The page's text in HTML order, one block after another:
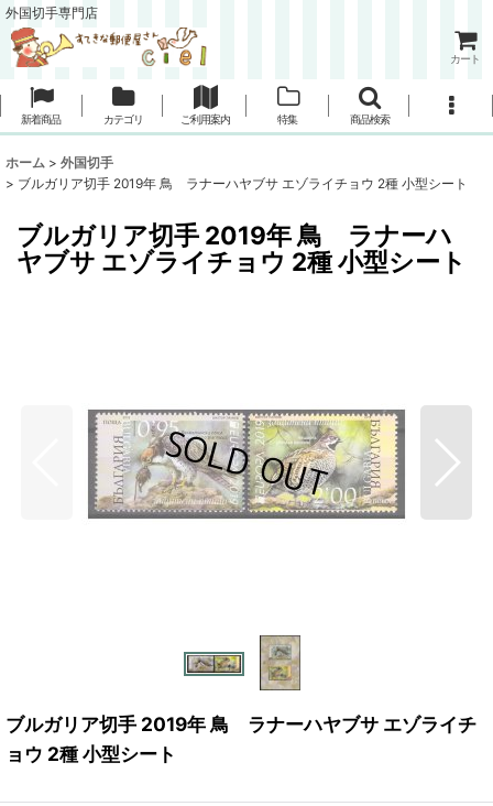
外国切手専門店
カート
新着商品 カテゴリ ご利用案内 特集 商品検索
ホーム > 外国切手
> ブルガリア切手 2019年 鳥 ラナーハヤブサ エゾライチョウ 2種 小型シート
ブルガリア切手 2019年 鳥 ラナーハ
ヤブサ エゾライチョウ 2種 小型シート
ブルガリア切手 2019年 鳥 ラナーハヤブサ エゾライチ
ョウ 2種 小型シート